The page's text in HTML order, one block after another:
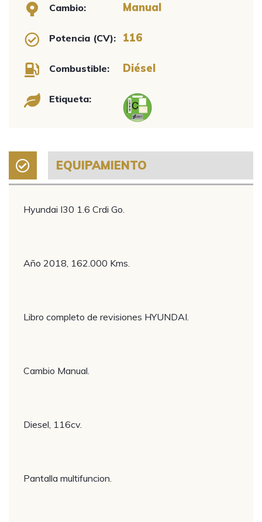
Cambio: Manual
Potencia (CV): 116
Combustible: Diésel
Etiqueta:
EQUIPAMIENTO
Hyundai I30 1.6 Crdi Go.
Año 2018, 162.000 Kms.
Libro completo de revisiones HYUNDAI.
Cambio Manual.
Diesel, 116cv.
Pantalla multifuncion.